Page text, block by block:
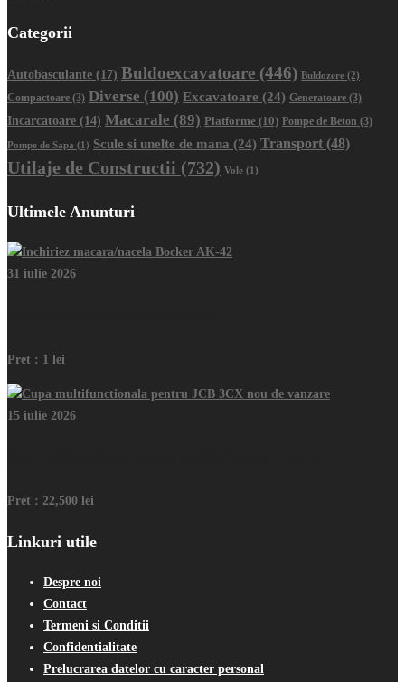
Categorii
Autobasculante (17) Buldoexcavatoare (446) Buldozere (2)
Compactoare (3) Diverse (100) Excavatoare (24) Generatoare (3)
Incarcatoare (14) Macarale (89) Platforme (10) Pompe de Beton (3)
Pompe de Sapa (1) Scule si unelte de mana (24) Transport (48)
Utilaje de Constructii (732) Vole (1)
Ultimele Anunturi
31 iulie 2026
Pret : 1 lei
15 iulie 2026
Pret : 22,500 lei
Linkuri utile
Despre noi
Contact
Termeni si Conditii
Confidentialitate
Prelucrarea datelor cu caracter personal